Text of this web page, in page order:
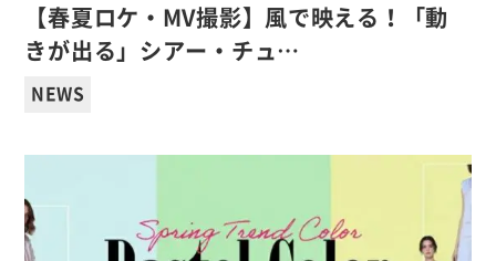
【春夏ロケ・MV撮影】風で映える！「動
きが出る」シアー・チュ…
NEWS